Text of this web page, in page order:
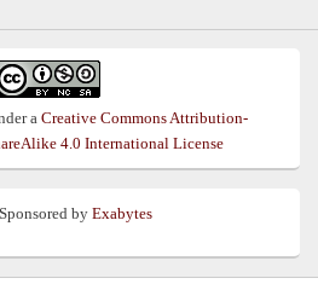
a Creative Commons Attribution-
4.0 International License
byExabytes